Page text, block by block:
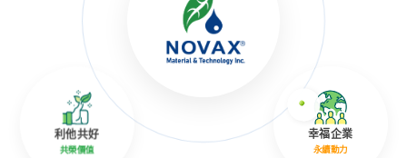
利他共好
共榮價值
幸福企業
永續動力